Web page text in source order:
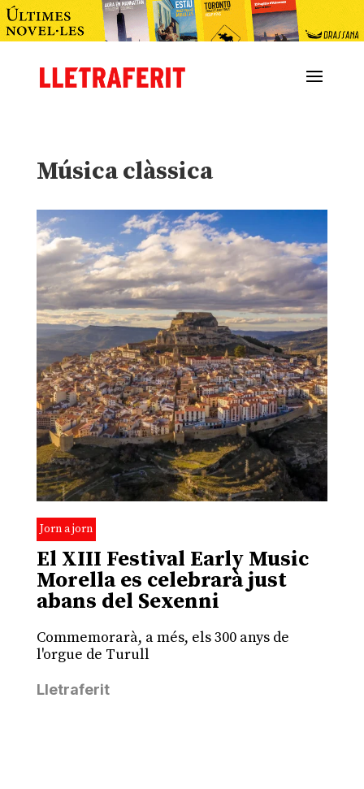
Música clàssica
Jorn a jorn
El XIII Festival Early Music
Morella es celebrarà just
abans del Sexenni
Commemorarà, a més, els 300 anys de
l'orgue de Turull
Lletraferit